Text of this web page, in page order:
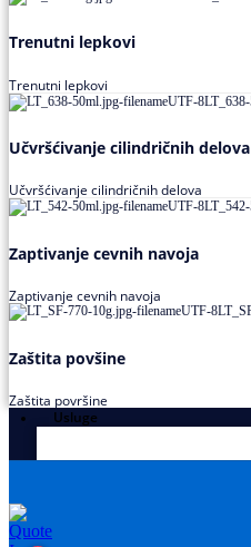
Trenutni lepkovi
Trenutni lepkovi
Učvršćivanje cilindričnih delova
Učvršćivanje cilindričnih delova
Zaptivanje cevnih navoja
Zaptivanje cevnih navoja
Zaštita povšine
Zaštita površine
Usluge